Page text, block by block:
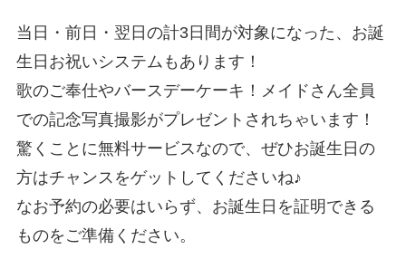
当日・前日・翌日の計3日間が対象になった、お誕
生日お祝いシステムもあります！
歌のご奉仕やバースデーケーキ！メイドさん全員
での記念写真撮影がプレゼントされちゃいます！
驚くことに無料サービスなので、ぜひお誕生日の
方はチャンスをゲットしてくださいね♪
なお予約の必要はいらず、お誕生日を証明できる
ものをご準備ください。